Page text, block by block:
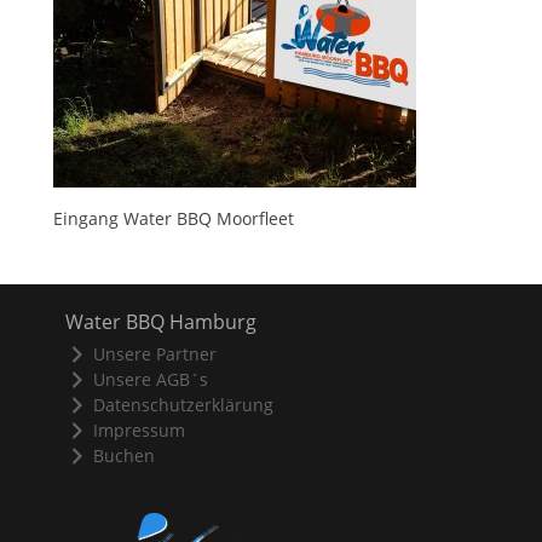
Eingang Water BBQ Moorfleet
Water BBQ Hamburg
Unsere Partner
Unsere AGB´s
Datenschutzerklärung
Impressum
Buchen